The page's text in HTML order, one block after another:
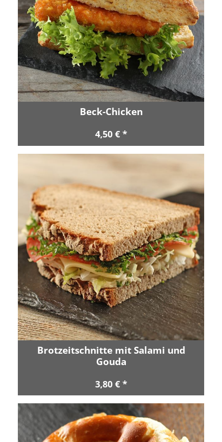
Beck-Chicken
4,50 € *
Brotzeitschnitte mit Salami und
Gouda
3,80 € *